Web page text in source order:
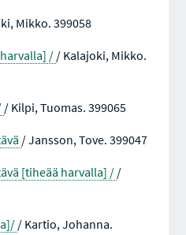
Mikko. 399058
/ / Kalajoki, Mikko.
/ Kilpi, Tuomas. 399065
/ Jansson, Tove. 399047
[tiheää harvalla] / /
/ Kartio, Johanna.